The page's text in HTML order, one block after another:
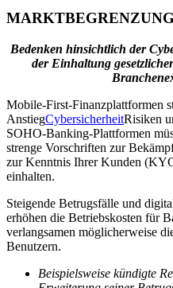
Bedenken hinsichtlich der
der Einhaltung
Mobile-First-Finanzplattformen
AnstiegCybersicherheitRisiken
SOHO-Banking-Plattformen
strenge Vorschriften zur
zur Kenntnis Ihrer Kunden
einhalten.
Steigende Betrugsfälle und
erhöhen die Betriebskosten für
verlangsamen möglicherweise
Benutzern.
Beispielsweise kündigte